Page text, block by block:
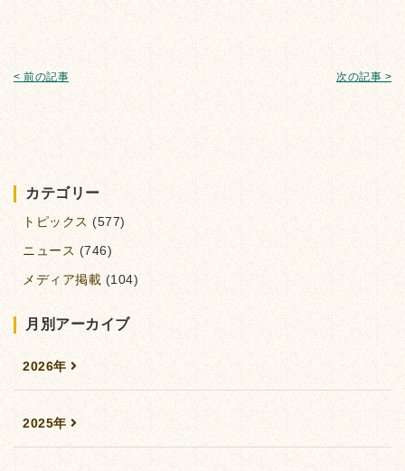
< 前の記事 次の記事 >
カテゴリー
トピックス (577)
ニュース (746)
メディア掲載 (104)
月別アーカイブ
2026年
2025年